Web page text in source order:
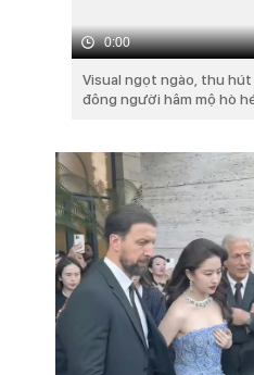
0:00
Visual ngọt ngào, thu hút
đông người hâm mộ hò